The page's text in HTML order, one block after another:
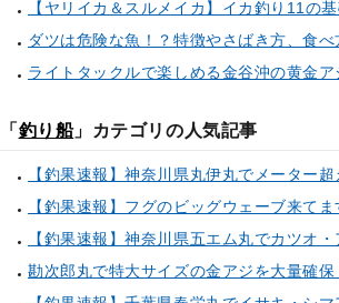
ライトタックルで楽しめる金谷沖の黄金ア
「 釣り船」カテゴリの人気記事